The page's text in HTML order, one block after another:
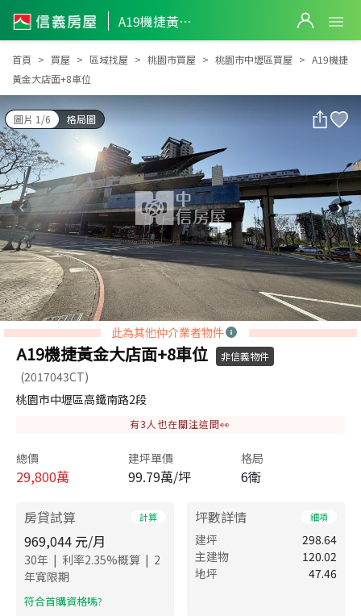
A19機捷黃金大店面+8車位
A19機捷黃金大店面+8車位
首頁 買屋 區域找屋 桃園市買屋 桃園市中壢區買屋
A19機捷
黃金大店面+8車位
圖片 1/6 格局圖
此為其他仲介業者物件
A19機捷黃金大店面+8車位 非信義物件
(2017043CT)
桃園市中壢區高鐵南路2段
有3 人也在關注這間👀
總價
29,800萬
建坪單價
99.79萬/坪
格局
6衛
房貸試算 計算
969,044 元/月
30年 | 利率2.35%概算 | 2
年寬限期
​符合首購資格嗎?
坪數詳情 細項
建坪
298.64
主建物
120.02
地坪
47.46